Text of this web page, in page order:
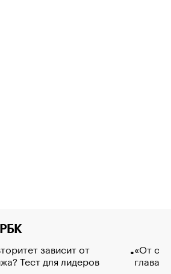
зависит от
Тест для лидеров
«От
глава